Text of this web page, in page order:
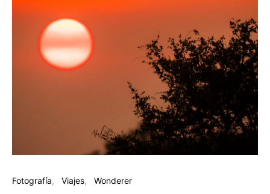
Fotografía Viajes Wonderer